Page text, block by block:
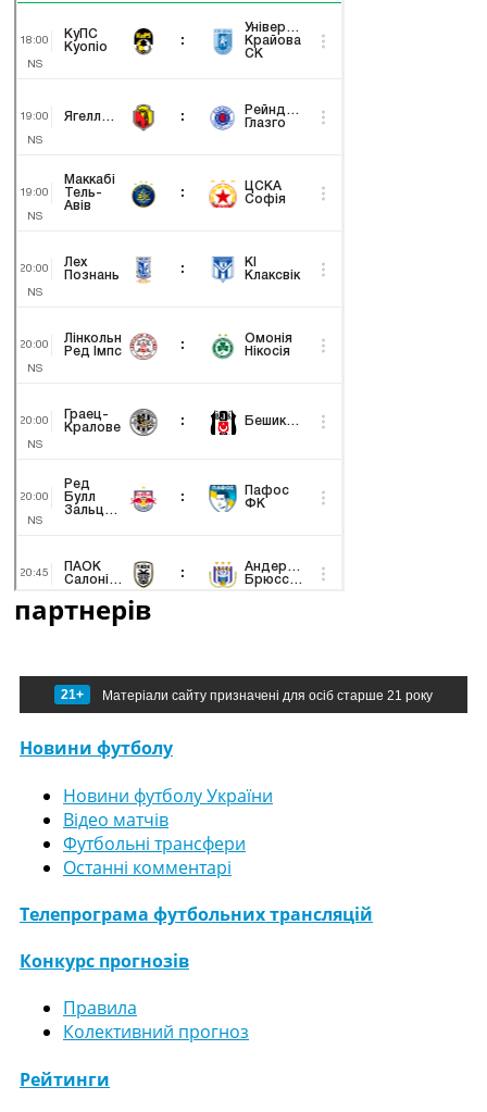
партнерів
21+ Матеріали сайту призначені для осіб старше 21 року
Новини футболу
Новини футболу України
Відео матчів
Футбольні трансфери
Останні комментарі
Телепрограма футбольних трансляцій
Конкурс прогнозів
Правила
Колективний прогноз
Рейтинги